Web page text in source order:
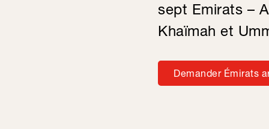
sept Emirats –
Khaïmah et
Demander Émirats